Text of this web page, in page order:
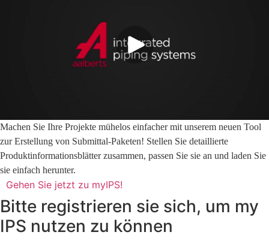
Machen Sie Ihre Projekte mühelos einfacher mit unserem neuen Tool
zur Erstellung von Submittal-Paketen! Stellen Sie detaillierte
Produktinformationsblätter zusammen, passen Sie sie an und laden Sie
sie einfach herunter.
Gehen Sie jetzt zu myIPS!
Bitte registrieren sie sich, um my
IPS nutzen zu können